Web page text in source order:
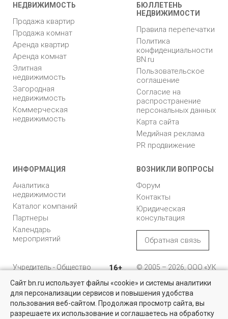
Квартиры на вторичном рынке
Более 10 тысяч квартир в Санкт-Петербурге и области от
собственников и агентств недвижимости
НЕДВИЖИМОСТЬ
Продажа квартир
Продажа комнат
Аренда квартир
Аренда комнат
Элитная
недвижимость
Загородная
недвижимость
Коммерческая
недвижимость
БЮЛЛЕТЕНЬ
НЕДВИЖИМОСТИ
Правила перепечатки
Политика
конфиденциальности
BN.ru
Пользовательское
соглашение
Согласие на
распространение
персональных данных
Карта сайта
Медийная реклама
PR продвижение
ИНФОРМАЦИЯ
Аналитика
недвижимости
Каталог компаний
Партнеры
Календарь
мероприятий
ВОЗНИКЛИ ВОПРОСЫ
Форум
Контакты
Юридическая
консультация
Обратная связь
Учредитель - Общество
ответственностью
"Управляющая
компания "Бюллетень
недвижимости"
16+
© 2005 – 2026, ООО «УК
196105, Санкт-
Петербург, пр. Юрия
Гагарина, 1
Сайт bn.ru использует файлы «cookie» и системы аналитики
для персонализации сервисов и повышения удобства
пользования веб-сайтом. Продолжая просмотр сайта, вы
разрешаете их использование и соглашаетесь на обработку